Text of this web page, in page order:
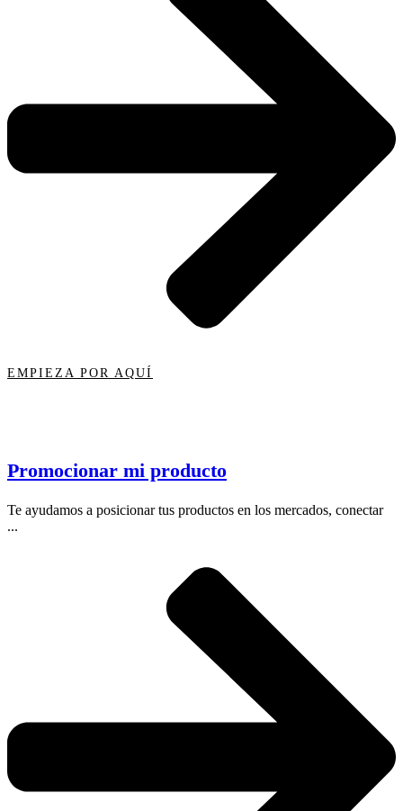
EMPIEZA POR AQUÍ
Promocionar mi producto
Te ayudamos a posicionar tus productos en los mercados, conectar
...